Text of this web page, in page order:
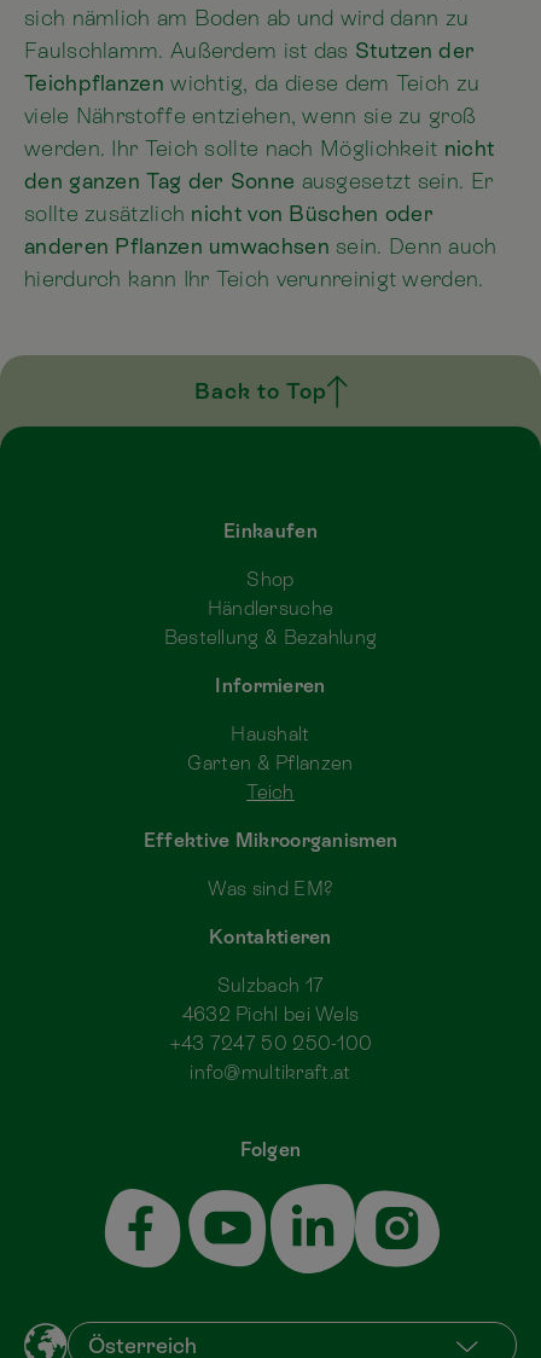
sich nämlich am Boden ab und wird dann zu
Faulschlamm. Außerdem ist das Stutzen der
Teichpflanzen wichtig, da diese dem Teich zu
viele Nährstoffe entziehen, wenn sie zu groß
werden. Ihr Teich sollte nach Möglichkeit nicht
den ganzen Tag der Sonne ausgesetzt sein. Er
sollte zusätzlich nicht von Büschen oder
anderen Pflanzen umwachsen sein. Denn auch
hierdurch kann Ihr Teich verunreinigt werden.
Back to Top
Folgen
Einkaufen
Shop
Händlersuche
Bestellung & Bezahlung
Informieren
Haushalt
Garten & Pflanzen
Teich
Effektive Mikroorganismen
Was sind EM?
Kontaktieren
Sulzbach 17
4632 Pichl bei Wels
+43 7247 50 250-100
info@multikraft.at